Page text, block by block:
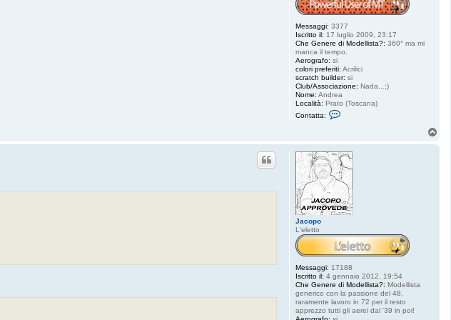
Messaggi: 3377
Iscritto il: 17 luglio 2009, 23:17
Che Genere di Modellista?: 360° ma mi
manca il tempo.
Aerografo: si
colori preferiti: Acrilici
scratch builder: si
Club/Associazione: Nada...;)
Nome: Andrea
Località: Prato (Toscana)
Contatta:
a
t
t
a
K
t
Jacopo
L'eletto
Messaggi: 17188
Iscritto il: 4 gennaio 2012, 19:54
Che Genere di Modellista?: Modellista
generico con la passione del 48,
raramente lavoro in 72 per il resto
apprezzo tutti gli aerei dal '39 in poi!